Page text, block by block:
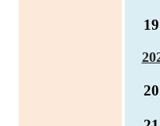
19